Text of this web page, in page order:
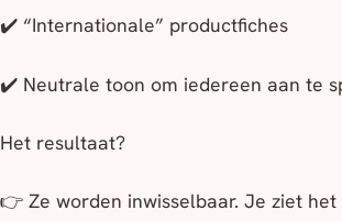
✔️ “Internationale” productfiches
✔️ Neutrale toon om iedereen aan te
Het resultaat?
👉 Ze worden inwisselbaar. Je ziet het